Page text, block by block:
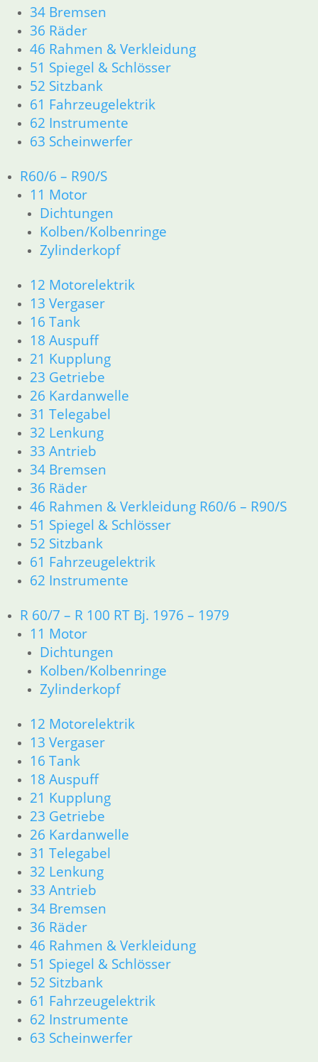
34 Bremsen
36 Räder
46 Rahmen & Verkleidung
51 Spiegel & Schlösser
52 Sitzbank
61 Fahrzeugelektrik
62 Instrumente
63 Scheinwerfer
R60/6 – R90/S
11 Motor
Dichtungen
Kolben/Kolbenringe
Zylinderkopf
12 Motorelektrik
13 Vergaser
16 Tank
18 Auspuff
21 Kupplung
23 Getriebe
26 Kardanwelle
31 Telegabel
32 Lenkung
33 Antrieb
34 Bremsen
36 Räder
46 Rahmen & Verkleidung R60/6 – R90/S
51 Spiegel & Schlösser
52 Sitzbank
61 Fahrzeugelektrik
62 Instrumente
R 60/7 – R 100 RT Bj. 1976 – 1979
11 Motor
Dichtungen
Kolben/Kolbenringe
Zylinderkopf
12 Motorelektrik
13 Vergaser
16 Tank
18 Auspuff
21 Kupplung
23 Getriebe
26 Kardanwelle
31 Telegabel
32 Lenkung
33 Antrieb
34 Bremsen
36 Räder
46 Rahmen & Verkleidung
51 Spiegel & Schlösser
52 Sitzbank
61 Fahrzeugelektrik
62 Instrumente
63 Scheinwerfer
In den Warenkorb
Kupplungsschalter
24,50€
Artikelnummer: 1243403
inkl. MwSt.
zzgl. Versandkosten
In den Warenkorb
Kabelsatz Steckdose
18,80€
Artikelnummer: 1243659
inkl. MwSt.
In den Warenkorb
Gummilager talliert
5,50€
Artikelnummer: 1243530
inkl. MwSt.
zzgl.Versandkosten
In den Warenkorb
Gummilager Batterie Kasten
4,50€
Artikelnummer: 1233028
inkl. MwSt.
zzgl.Versandkosten
In den Warenkorb
6,50 €
Artikelnummer: 1243562
inkl. MwSt.
zzgl.Versandkosten
In den Warenkorb
1
2
→
Shop
Ersatzteile nach Modell
K-Modell
11 Motor
Dichtungen
32 Lenkung
33 Antrieb
34 Bremsen
46 Rahmen Verkleidung
61 Fahrzeugelektrik
R25 /3
11 Motor R25/3
Dichtungen
Zylinderkopf
12 Motorelektrik
13 Vergaser